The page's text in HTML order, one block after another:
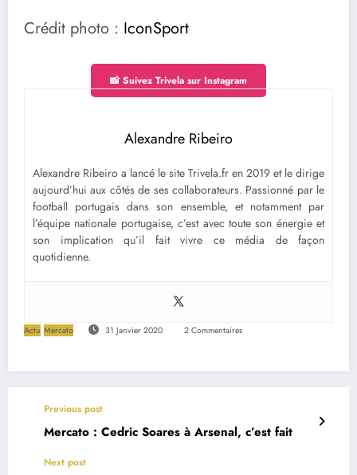
Crédit photo : IconSport
📸 Suivez Trivela sur Instagram
Alexandre Ribeiro
Alexandre Ribeiro a lancé le site Trivela.fr en 2019 et le dirige
aujourd’hui aux côtés de ses collaborateurs. Passionné par le
football portugais dans son ensemble, et notamment par
l’équipe nationale portugaise, c’est avec toute son énergie et
son implication qu’il fait vivre ce média de façon
quotidienne.
Actu Mercato 31 Janvier 2020 2 Commentaires
Previous post
Mercato : Cedric Soares à Arsenal, c’est fait
Next post